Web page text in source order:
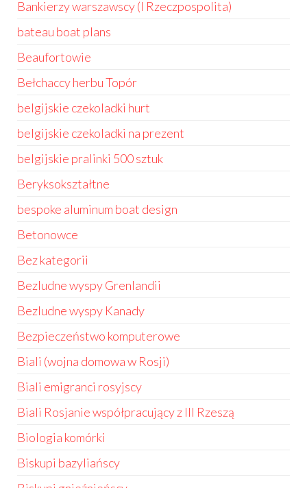
Bankierzy warszawscy (I Rzeczpospolita)
bateau boat plans
Beaufortowie
Bełchaccy herbu Topór
belgijskie czekoladki hurt
belgijskie czekoladki na prezent
belgijskie pralinki 500 sztuk
Beryksokształtne
bespoke aluminum boat design
Betonowce
Bez kategorii
Bezludne wyspy Grenlandii
Bezludne wyspy Kanady
Bezpieczeństwo komputerowe
Biali (wojna domowa w Rosji)
Biali emigranci rosyjscy
Biali Rosjanie współpracujący z III Rzeszą
Biologia komórki
Biskupi bazyliańscy